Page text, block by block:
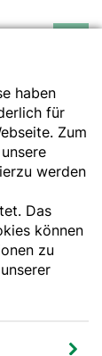
haben
für
Zum
werden
Das
können
zu